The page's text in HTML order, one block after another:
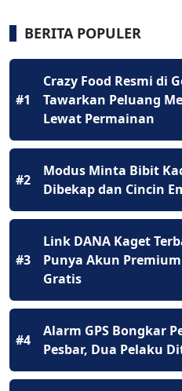
BERITA POPULER
#1
Crazy Food Resmi di
Tawarkan Peluang
Lewat Permainan
#2
Modus Minta Bibit
Dibekap dan Cincin
#3
Link DANA Kaget
Punya Akun
Gratis
#4
Alarm GPS Bongkar
Pesbar, Dua Pelaku